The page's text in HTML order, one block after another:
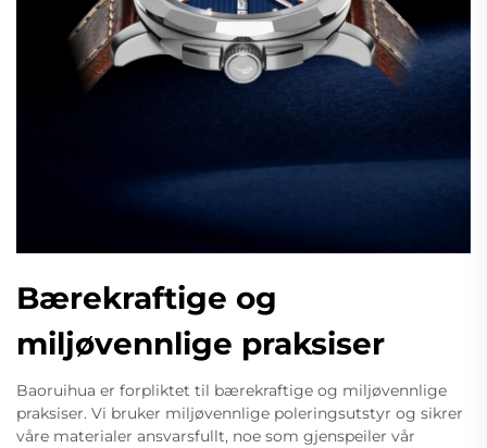
Bærekraftige og
miljøvennlige praksiser
Baoruihua er forpliktet til bærekraftige og miljøvennlige
praksiser. Vi bruker miljøvennlige poleringsutstyr og sikrer
våre materialer ansvarsfullt, noe som gjenspeiler vår